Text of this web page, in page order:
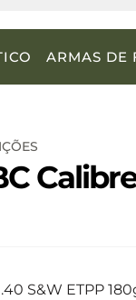
ARMAS DE
S&W ETPP